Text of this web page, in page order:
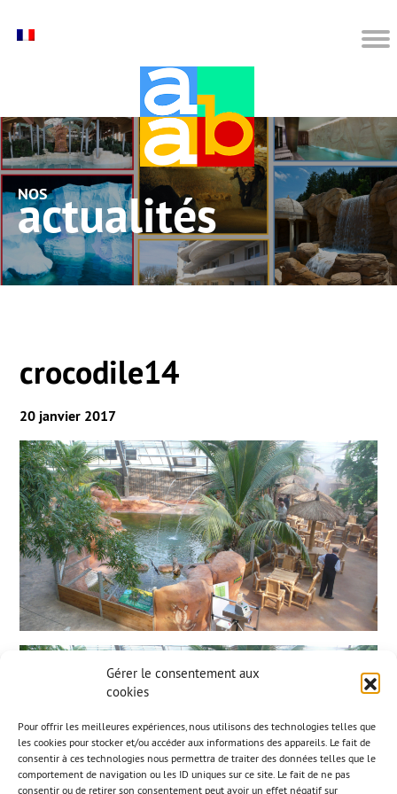
Gérer le consentement aux
cookies
Pour offrir les meilleures expériences, nous utilisons des technologies telles que
les cookies pour stocker et/ou accéder aux informations des appareils. Le fait de
consentir à ces technologies nous permettra de traiter des données telles que le
comportement de navigation ou les ID uniques sur ce site. Le fait de ne pas
consentir ou de retirer son consentement peut avoir un effet négatif sur
nos actualités
crocodile14
20 janvier 2017